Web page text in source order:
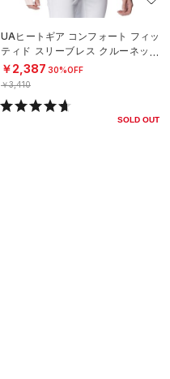
UAヒートギア コンフォート フィッ
ティド スリーブレス クルーネック
シャツ（ベースボール/MEN）
￥2,387 30%OFF
￥3,410
SOLD OUT